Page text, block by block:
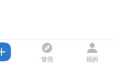
發現 我的